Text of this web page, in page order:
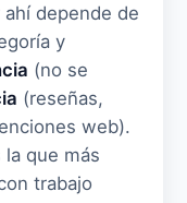
depende de
y
(no se
(reseñas,
web).
que más
trabajo